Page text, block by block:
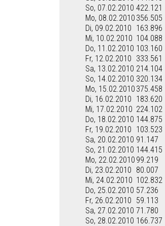
So, 07.02.2010 422.121
Mo, 08.02.2010 356.505
Di, 09.02.2010 163.896
Mi, 10.02.2010 104.088
Do, 11.02.2010 103.160
Fr, 12.02.2010 333.561
Sa, 13.02.2010 214.104
So, 14.02.2010 320.134
Mo, 15.02.2010 375.458
Di, 16.02.2010 183.620
Mi, 17.02.2010 224.102
Do, 18.02.2010 144.875
Fr, 19.02.2010 103.523
Sa, 20.02.2010 91.147
So, 21.02.2010 144.415
Mo, 22.02.2010 99.219
Di, 23.02.2010 80.007
Mi, 24.02.2010 102.832
Do, 25.02.2010 57.236
Fr, 26.02.2010 59.113
Sa, 27.02.2010 71.780
So, 28.02.2010 166.737